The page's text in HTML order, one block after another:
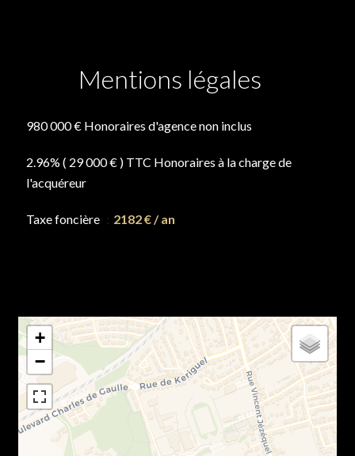
Mentions légales
980 000 € Honoraires d'agence non inclus
2.96% ( 29 000 € ) TTC Honoraires à la charge de
l'acquéreur
Taxe foncière 2182 € / an
+
−